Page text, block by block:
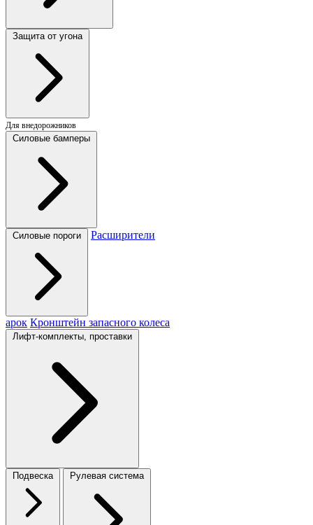
Защита от угона
Для внедорожников
Силовые бамперы
Силовые пороги Расширители
арок Кронштейн запасного колеса
Лифт-комплекты, проставки
Подвеска Рулевая система